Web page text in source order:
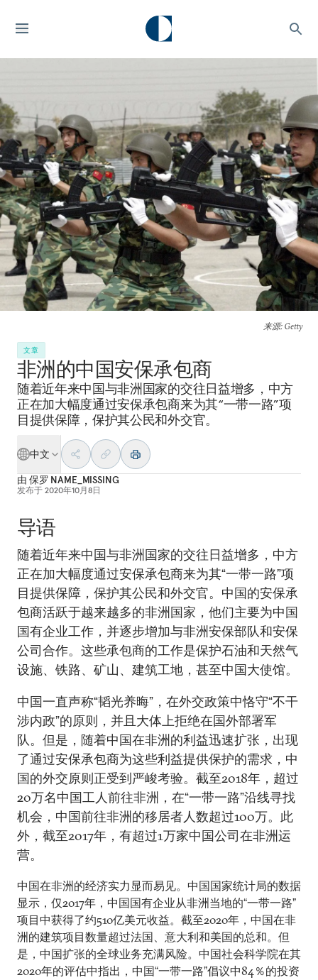
来源: Getty
文章
非洲的中国安保承包商
随着近年来中国与非洲国家的交往日益增多，中方
正在加大幅度通过安保承包商来为其“一带一路”项
目提供保障，保护其公民和外交官。
中文
由 保罗 NAME_MISSING
发布于 2020年10月8日
导语
随着近年来中国与非洲国家的交往日益增多，中方
正在加大幅度通过安保承包商来为其“一带一路”项
目提供保障，保护其公民和外交官。中国的安保承
包商活跃于越来越多的非洲国家，他们主要为中国
国有企业工作，并逐步增加与非洲安保部队和安保
公司合作。这些承包商的工作是保护石油和天然气
设施、铁路、矿山、建筑工地，甚至中国大使馆。
中国一直声称“韬光养晦”，在外交政策中恪守“不干
涉内政”的原则，并且大体上拒绝在国外部署军
队。但是，随着中国在非洲的利益迅速扩张，出现
了通过安保承包商为这些利益提供保护的需求，中
国的外交原则正受到严峻考验。截至2018年，超过
20万名中国工人前往非洲，在“一带一路”沿线寻找
机会，中国前往非洲的移居者人数超过100万。此
外，截至2017年，有超过1万家中国公司在非洲运
营。
中国在非洲的经济实力显而易见。中国国家统计局的数据
显示，仅2017年，中国国有企业从非洲当地的“一带一路”
项目中获得了约510亿美元收益。截至2020年，中国在非
洲的建筑项目数量超过法国、意大利和美国的总和。但
是，中国扩张的全球业务充满风险。中国社会科学院在其
2020年的评估中指出，中国“一带一路”倡议中84％的投资